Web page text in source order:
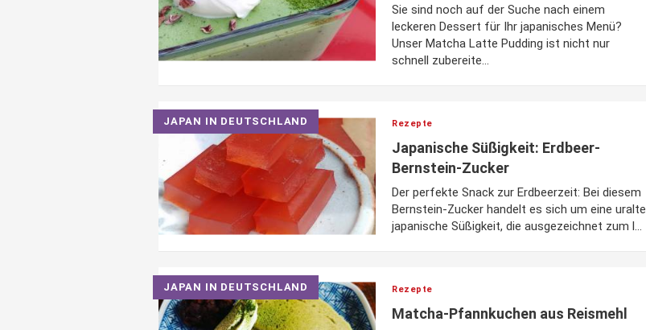
Sie sind noch auf der Suche nach einem
leckeren Dessert für Ihr japanisches Menü?
Unser Matcha Latte Pudding ist nicht nur
schnell zubereite...
JAPAN IN DEUTSCHLAND Rezepte
Japanische Süßigkeit: Erdbeer-
Bernstein-Zucker
Der perfekte Snack zur Erdbeerzeit: Bei diesem
Bernstein-Zucker handelt es sich um eine uralte
japanische Süßigkeit, die ausgezeichnet zum l...
JAPAN IN DEUTSCHLAND Rezepte
Matcha-Pfannkuchen aus Reismehl